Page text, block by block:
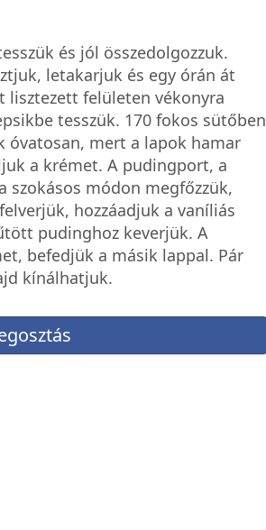
és jól összedolgozzuk.
letakarjuk és egy órán át
felületen vékonyra
tesszük. 170 fokos sütőben
óvatosan, mert a lapok hamar
a krémet. A pudingport, a
szokásos módon megfőzzük,
hozzáadjuk a vaníliás
pudinghoz keverjük. A
befedjük a másik lappal. Pár
kínálhatjuk.